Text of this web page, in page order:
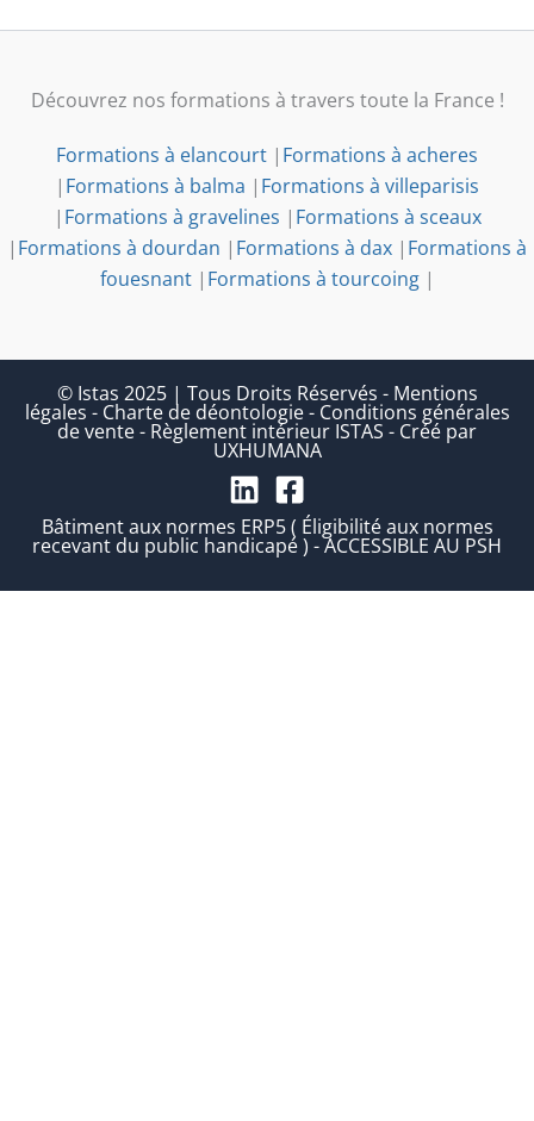
Découvrez nos formations à travers toute la France !
Formations à elancourt | Formations à acheres
| Formations à balma | Formations à villeparisis
| Formations à gravelines | Formations à sceaux
| Formations à dourdan | Formations à dax | Formations à
fouesnant| Formations à tourcoing|
© Istas 2025 | Tous Droits Réservés - Mentions
légales - Charte de déontologie- Conditions générales
de vente- Règlement intérieur ISTAS - Créé par
UXHUMANA
Bâtiment aux normes ERP5 ( Éligibilité aux normes
recevant du public handicapé ) - ACCESSIBLE AU PSH